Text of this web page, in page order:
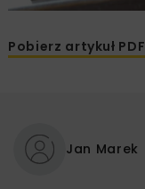
Pobierz artykuł PDF
Jan Marek